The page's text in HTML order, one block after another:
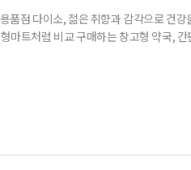
품점 다이소, 젊은 취향과 감각으로 건
마트처럼 비교 구매하는 창고형 약국,